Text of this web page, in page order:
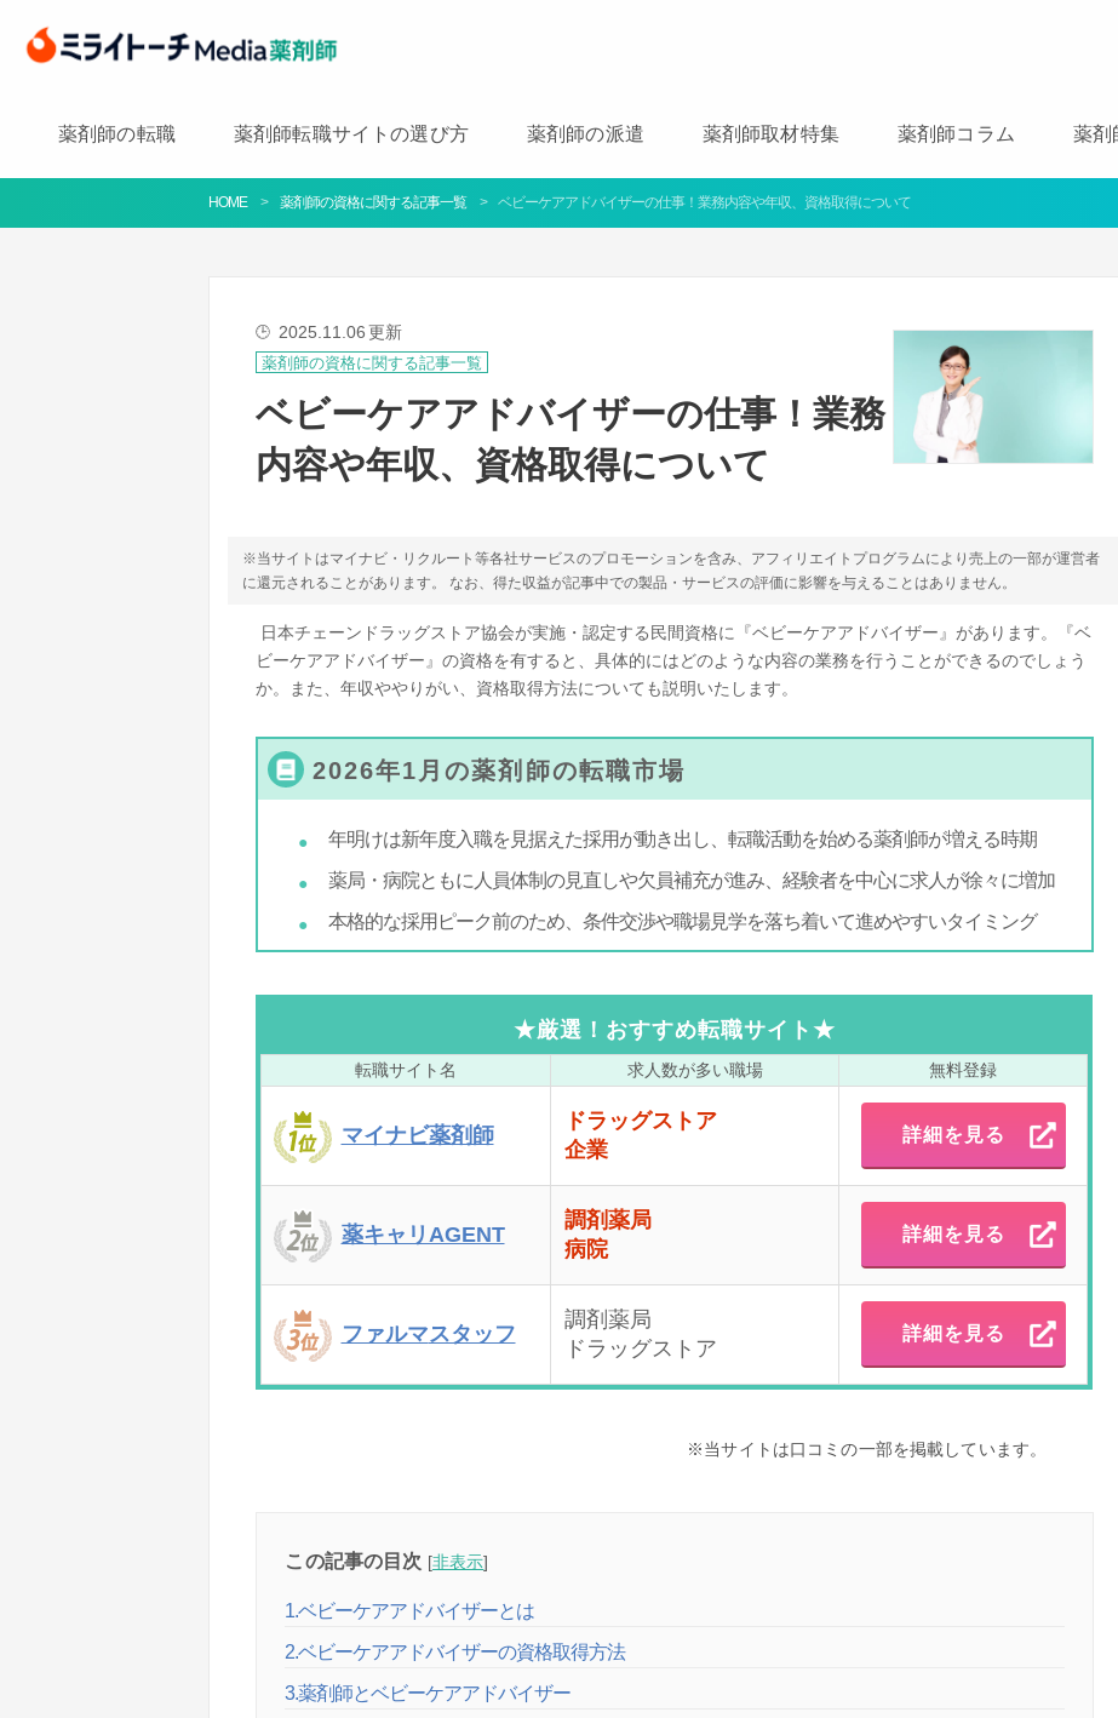
薬剤師の転職 薬剤師転職サイトの選び方 薬剤師の派遣 薬剤師取材特集 薬剤師コラム 薬剤
HOME 薬剤師の資格に関する記事一覧 ベビーケアアドバイザーの仕事！業務内容や年収、資格取得について
🕒 2025.11.06更新
薬剤師の資格に関する記事一覧
ベビーケアアドバイザーの仕事！業務
内容や年収、資格取得について
※当サイトはマイナビ・リクルート等各社サービスのプロモーションを含み、アフィリエイトプログラムにより売上の一部が運営者
に還元されることがあります。 なお、得た収益が記事中での製品・サービスの評価に影響を与えることはありません。
日本チェーンドラッグストア協会が実施・認定する民間資格に『ベビーケアアドバイザー』があります。『ベ
ビーケアアドバイザー』の資格を有すると、具体的にはどのような内容の業務を行うことができるのでしょう
か。また、年収ややりがい、資格取得方法についても説明いたします。
2026年1月の薬剤師の転職市場
年明けは新年度入職を見据えた採用が動き出し、転職活動を始める薬剤師が増える時期
薬局・病院ともに人員体制の見直しや欠員補充が進み、経験者を中心に求人が徐々に増加
本格的な採用ピーク前のため、条件交渉や職場見学を落ち着いて進めやすいタイミング
★厳選！おすすめ転職サイト★
転職サイト名 求人数が多い職場 無料登録
マイナビ薬剤師
ドラッグストア
企業
詳細を見る
薬キャリAGENT
調剤薬局
病院
詳細を見る
ファルマスタッフ
調剤薬局
ドラッグストア
詳細を見る
※当サイトは口コミの一部を掲載しています。
この記事の目次 [非表示]
1.ベビーケアアドバイザーとは
2.ベビーケアアドバイザーの資格取得方法
3.薬剤師とベビーケアアドバイザー